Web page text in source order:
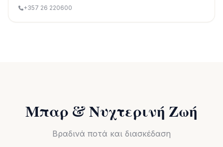
+357 26 220600
Μπαρ & Νυχτερινή Ζωή
Βραδινά ποτά και διασκέδαση